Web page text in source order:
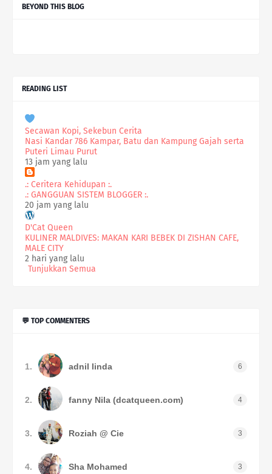
BEYOND THIS BLOG
READING LIST
Secawan Kopi, Sekebun Cerita
Nasi Kandar 786 Kampar, Batu dan Kampung Gajah serta
Puteri Limau Purut
13 jam yang lalu
.: Ceritera Kehidupan :.
.: GANGGUAN SISTEM BLOGGER :.
20 jam yang lalu
D'Cat Queen
KULINER MALDIVES: MAKAN KARI BEBEK DI ZISHAN CAFE,
MALE CITY
2 hari yang lalu
Tunjukkan Semua
💬 TOP COMMENTERS
1. adnil linda 6
2. fanny Nila (dcatqueen.com) 4
3. Roziah @ Cie 3
4. Sha Mohamed 3